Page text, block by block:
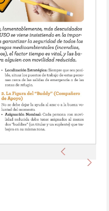
Anterior